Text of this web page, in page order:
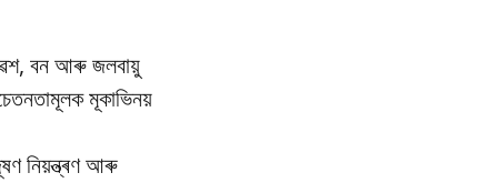
বন আৰু জলবায়ু
মূকাভিনয়
নিয়ন্ত্ৰণ আৰু